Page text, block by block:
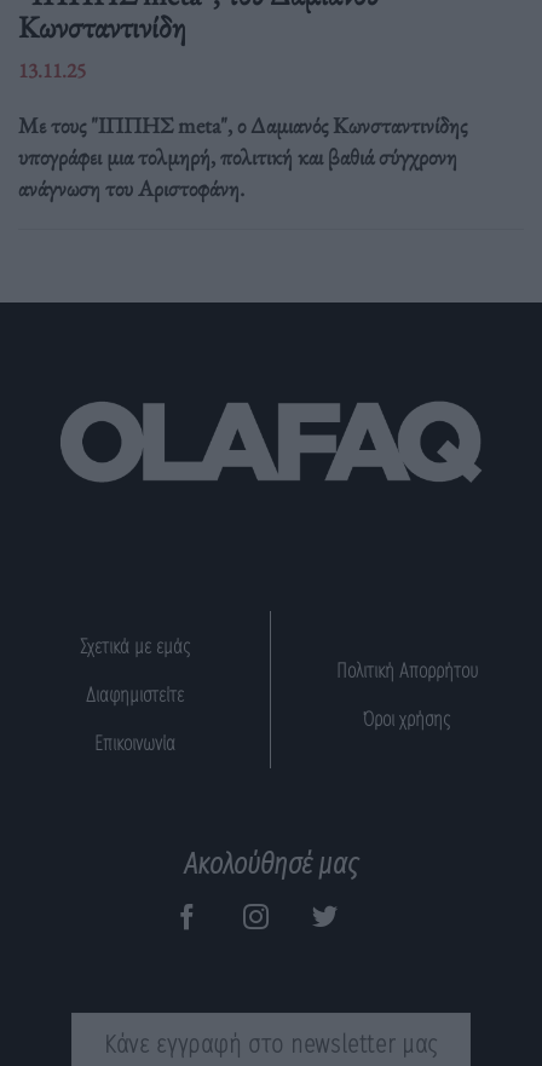
Κωνσταντινίδη
13.11.25
Με τους "ΙΠΠΗΣ meta", ο Δαμιανός Κωνσταντινίδης
υπογράφει μια τολμηρή, πολιτική και βαθιά σύγχρονη
ανάγνωση του Αριστοφάνη.
Σχετικά με εμάς
Διαφημιστείτε
Επικοινωνία
Πολιτική Απορρήτου
Όροι χρήσης
Ακολούθησέ μας
Κάνε εγγραφή στο newsletter μας